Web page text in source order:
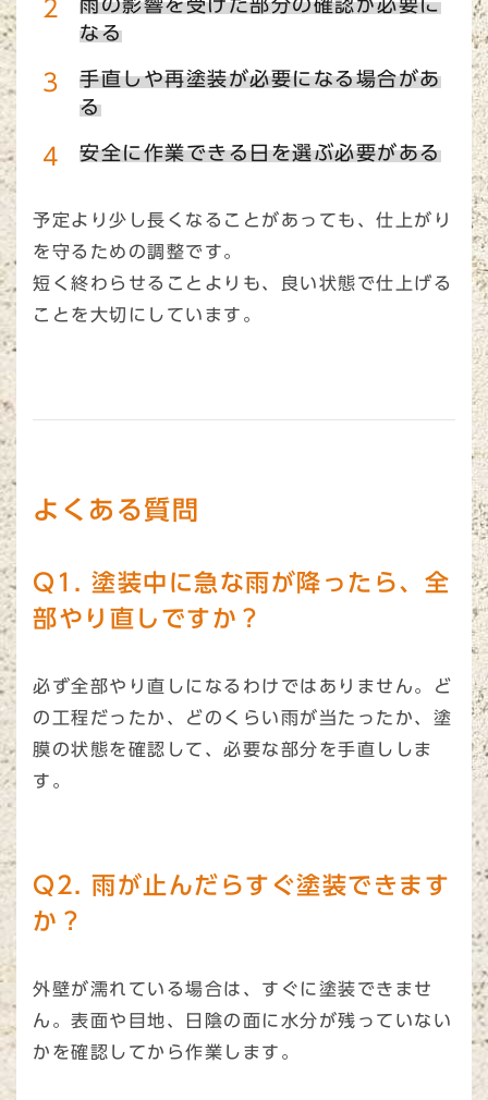
雨の影響を受けた部分の確認が必要に
なる
手直しや再塗装が必要になる場合があ
る
安全に作業できる日を選ぶ必要がある
予定より少し長くなることがあっても、仕上がり
を守るための調整です。
短く終わらせることよりも、良い状態で仕上げる
ことを大切にしています。
よくある質問
Q1. 塗装中に急な雨が降ったら、全
部やり直しですか？
必ず全部やり直しになるわけではありません。ど
の工程だったか、どのくらい雨が当たったか、塗
膜の状態を確認して、必要な部分を手直ししま
す。
Q2. 雨が止んだらすぐ塗装できます
か？
外壁が濡れている場合は、すぐに塗装できませ
ん。表面や目地、日陰の面に水分が残っていない
かを確認してから作業します。